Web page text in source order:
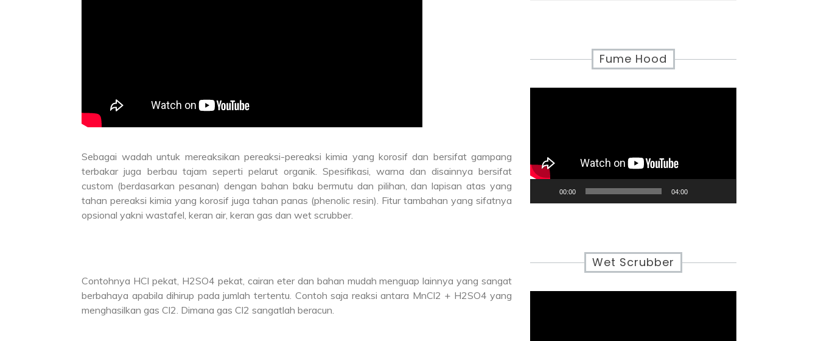
Sebagai wadah untuk mereaksikan pereaksi-pereaksi kimia yang korosif dan bersifat gampang
terbakar juga berbau tajam seperti pelarut organik. Spesifikasi, warna dan disainnya bersifat
custom (berdasarkan pesanan) dengan bahan baku bermutu dan pilihan, dan lapisan atas yang
tahan pereaksi kimia yang korosif juga tahan panas (phenolic resin). Fitur tambahan yang sifatnya
opsional yakni wastafel, keran air, keran gas dan wet scrubber.
Contohnya HCl pekat, H2SO4 pekat, cairan eter dan bahan mudah menguap lainnya yang sangat
berbahaya apabila dihirup pada jumlah tertentu. Contoh saja reaksi antara MnCl2 + H2SO4 yang
menghasilkan gas Cl2. Dimana gas Cl2 sangatlah beracun.
Fume Hood
00:00 04:00
Wet Scrubber